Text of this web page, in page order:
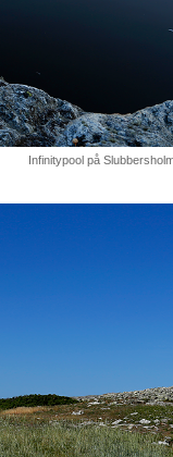
Infinitypool på